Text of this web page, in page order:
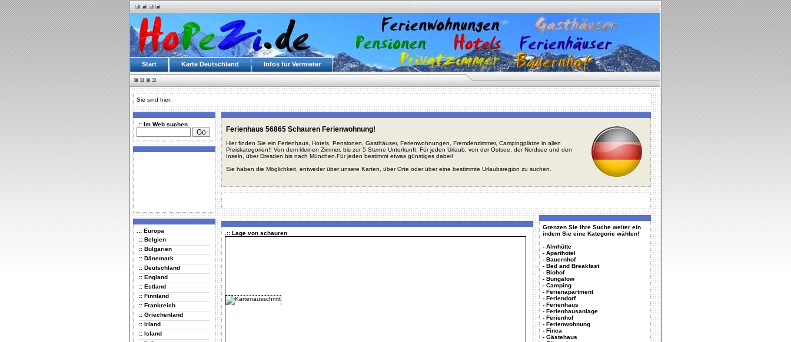
Start Karte Deutschland Infos für Vermieter
Sie sind hier:
.:: Im Web suchen
.:: Europa
:: Belgien
:: Bulgarien
:: Dänemark
:: Deutschland
:: England
:: Estland
:: Finnland
:: Frankreich
:: Griechenland
:: Irland
:: Island
Ferienhaus 56865 Schauren Ferienwohnung!
Hier finden Sie ein Ferienhaus, Hotels, Pensionen, Gasthäuser, Ferienwohnungen, Fremdenzimmer, Campingplätze in allen
Preiskategorien!! Von dem kleinen Zimmer, bis zur 5 Sterne Unterkunft. Für jeden Urlaub, von der Ostsee, der Nordsee und den
Inseln, über Dresden bis nach München.Für jeden bestimmt etwas günstiges dabei!
Sie haben die Möglichkeit, entweder über unsere Karten, über Orte oder über eine bestimmte Urlaubsregion zu suchen.
.:: Lage von schauren
Grenzen Sie ihre Suche weiter ein
indem Sie eine Kategorie wählen!
- Almhütte
- Aparthotel
- Bauernhof
- Bed and Breakfast
- Biohof
- Bungalow
- Camping
- Ferienapartment
- Feriendorf
- Ferienhaus
- Ferienhausanlage
- Ferienhof
- Ferienwohnung
- Finca
- Gästehaus